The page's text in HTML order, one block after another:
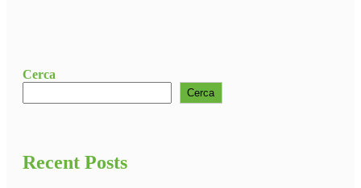
Cerca
Cerca
Recent Posts